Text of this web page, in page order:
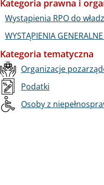
Kategoria prawna i
Wystąpienia RPO do
WYSTĄPIENIA
Kategoria tematyczna
Organizacje
Podatki
Osoby z